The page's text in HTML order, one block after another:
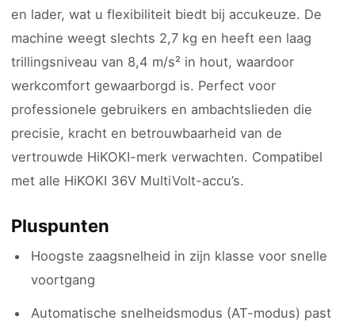
en lader, wat u flexibiliteit biedt bij accukeuze. De
machine weegt slechts 2,7 kg en heeft een laag
trillingsniveau van 8,4 m/s² in hout, waardoor
werkcomfort gewaarborgd is. Perfect voor
professionele gebruikers en ambachtslieden die
precisie, kracht en betrouwbaarheid van de
vertrouwde HiKOKI-merk verwachten. Compatibel
met alle HiKOKI 36V MultiVolt-accu’s.
Pluspunten
Hoogste zaagsnelheid in zijn klasse voor snelle
voortgang
Automatische snelheidsmodus (AT-modus) past